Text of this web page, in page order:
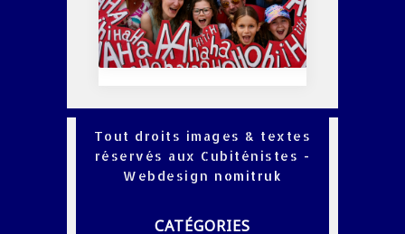
Tout droits images & textes
réservés aux Cubiténistes -
Webdesign nomitruk
CATÉGORIES